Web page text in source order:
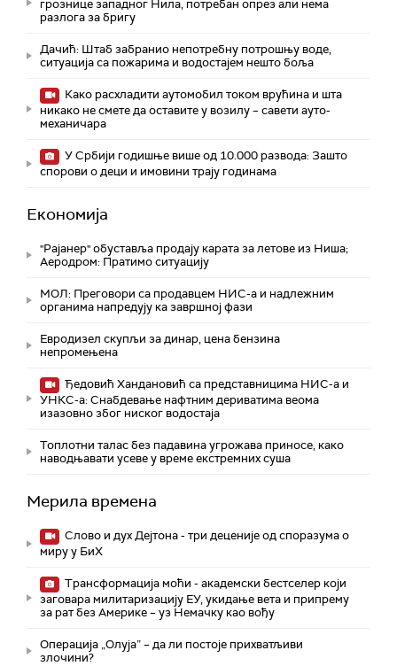
грознице западног Нила, потребан опрез али нема
разлога за бригу
Дачић: Штаб забранио непотребну потрошњу воде,
ситуација са пожарима и водостајем нешто боља
Како расхладити аутомобил током врућина и шта
никако не смете да оставите у возилу – савети ауто-
механичара
У Србији годишње више од 10.000 развода: Зашто
спорови о деци и имовини трају годинама
Економија
"Рајанер" обуставља продају карата за летове из Ниша;
Аеродром: Пратимо ситуацију
МОЛ: Преговори са продавцем НИС-а и надлежним
органима напредују ка завршној фази
Евродизел скупљи за динар, цена бензина
непромењена
Ђедовић Хандановић са представницима НИС-а и
УНКС-а: Снабдевање нафтним дериватима веома
изазовно због ниског водостаја
Топлотни талас без падавина угрожава приносе, како
наводњавати усеве у време екстремних суша
Мерила времена
Слово и дух Дејтона - три деценије од споразума о
миру у БиХ
Трансформација моћи - академски бестселер који
заговара милитаризацију ЕУ, укидање вета и припрему
за рат без Америке – уз Немачку као вођу
Операција „Олуја” – да ли постоје прихватљиви
злочини?